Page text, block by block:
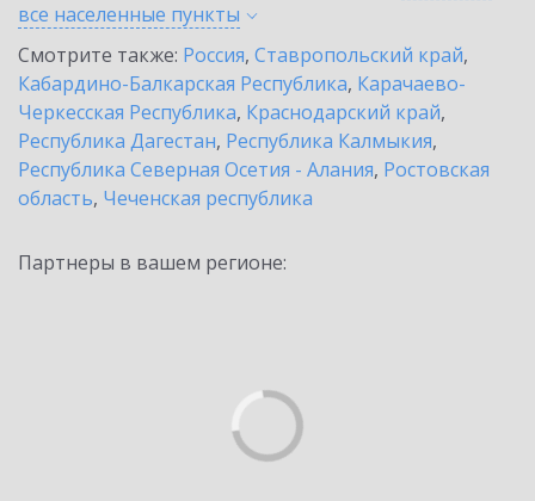
все населенные пункты
Смотрите также: Россия, Ставропольский край,
Кабардино-Балкарская Республика, Карачаево-
Черкесская Республика, Краснодарский край,
Республика Дагестан, Республика Калмыкия,
Республика Северная Осетия - Алания, Ростовская
область, Чеченская республика
Партнеры в вашем регионе: